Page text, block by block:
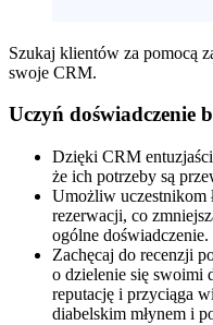
Szukaj klientów za pomocą
swoje CRM.
Uczyń doświadczenie
Dzięki CRM
że ich potrzeby są
Umożliw uczestnikom
rezerwacji, co
ogólne doświadczenie.
Zachęcaj do recenzji
o dzielenie się swoimi
reputację i przyciąga
diabelskim młynem i